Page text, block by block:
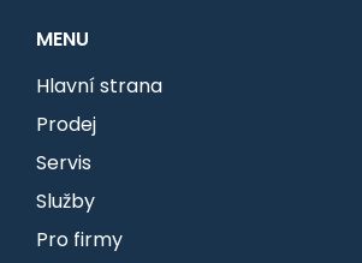
MENU
Hlavní strana
Prodej
Servis
Služby
Pro firmy